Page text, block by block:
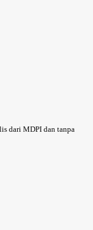
dari MDPI dan tanpa